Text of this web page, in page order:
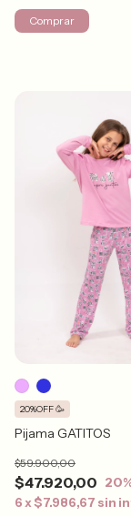
Comprar
Pijama GATITOS
$47.920,00
$59.900,00
20
6 x$7.986,67 sin
20%OFF 🥳